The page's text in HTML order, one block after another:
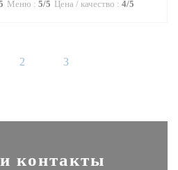
Меню : 5/5 Цена / качество : 4/5
2 3
контакты